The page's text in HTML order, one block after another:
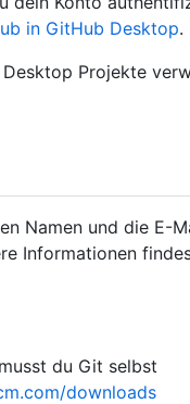
in GitHub Desktop.
Projekte
Namen und die E-
Informationen
du Git selbst
downloads